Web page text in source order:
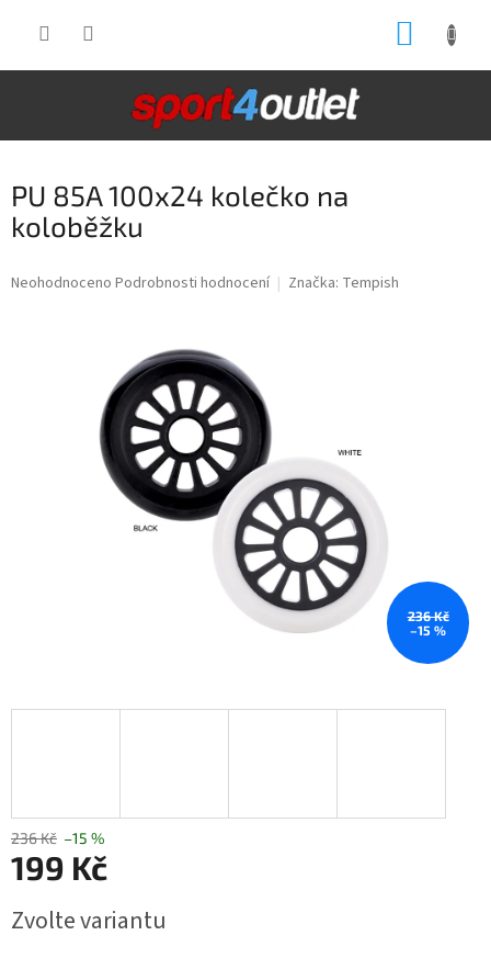
PU 85A 100x24 kolečko na
koloběžku
Průměrné
Neohodnoceno Podrobnosti hodnocení Značka: Tempish
236 Kč
–15 %
236 Kč –15 %
199 Kč
cena:
Zvolte variantu